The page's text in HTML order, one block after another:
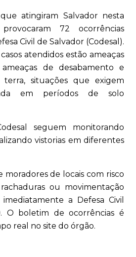
atingiram Salvador nesta
72 ocorrências
Civil de Salvador (Codesal).
atendidos estão ameaças
de desabamento e
terra, situações que exigem
em períodos de solo
seguem monitorando
vistorias em diferentes
de locais com risco
ou movimentação
a Defesa Civil
O boletim de ocorrências é
real no site do órgão.